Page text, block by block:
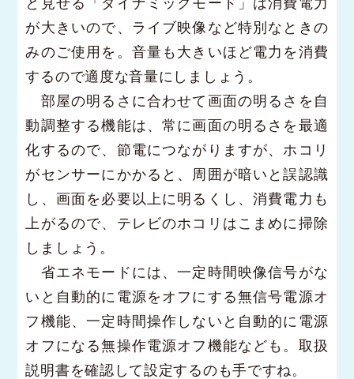
が大きいので、ライブ映像など特別なときの
みのご使用を。音量も大きいほど電力を消費
するので適度な音量にしましょう。
部屋の明るさに合わせて画面の明るさを自
動調整する機能は、常に画面の明るさを最適
化するので、節電につながりますが、ホコリ
がセンサーにかかると、周囲が暗いと誤認識
し、画面を必要以上に明るくし、消費電力も
上がるので、テレビのホコリはこまめに掃除
しましょう。
省エネモードには、一定時間映像信号がな
いと自動的に電源をオフにする無信号電源オ
フ機能、一定時間操作しないと自動的に電源
オフになる無操作電源オフ機能なども。取扱
説明書を確認して設定するのも手ですね。